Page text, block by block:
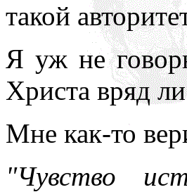
такой
Я уж не
Христа вряд
Мне как-то
"Чувство